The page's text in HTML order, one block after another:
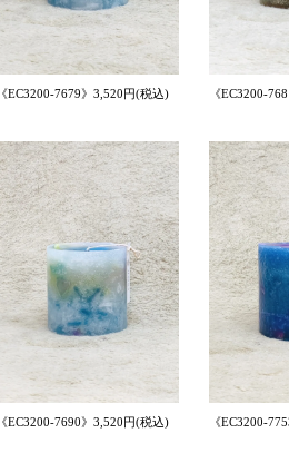
《EC3200-7679》3,520円(税込) 《EC3200-
《EC3200-7690》3,520円(税込) 《EC3200-